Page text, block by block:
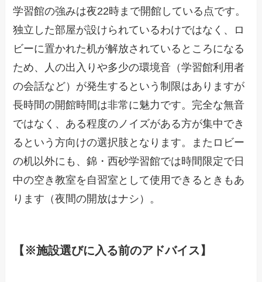
学習館の強みは夜22時まで開館している点です。
独立した部屋が設けられているわけではなく、ロ
ビーに置かれた机が解放されているところになる
ため、人の出入りや多少の環境音（学習館利用者
の会話など）が発生するという制限はありますが
長時間の開館時間は非常に魅力です。完全な無音
ではなく、ある程度のノイズがある方が集中でき
るという方向けの選択肢となります。またロビー
の机以外にも、錦・西砂学習館では時間限定で日
中の空き教室を自習室として使用できるときもあ
ります（夜間の開放はナシ）。
【※施設選びに入る前のアドバイス】